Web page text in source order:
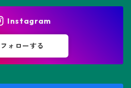
Instagram
フォローする